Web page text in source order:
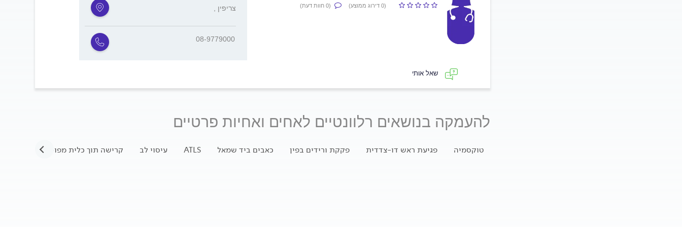
(0 דירוג ממוצע) (0 חוות דעת) , צריפין
08-9779000
שאל אותי
להעמקה בנושאים רלוונטיים לאחים ואחיות פרטיים
טוקסמיה פגיעת ראש דו-צדדית פקקת ורידים בפין כאבים ביד שמאל ATLS עיסוי לב קרישה תוך כלית מפושטת